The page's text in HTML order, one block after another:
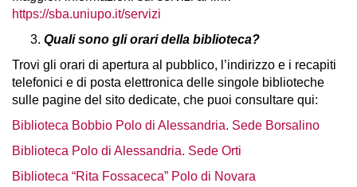
https://sba.uniupo.it/servizi
Quali sono gli orari della biblioteca?
Trovi gli orari di apertura al pubblico, l’indirizzo e i recapiti
telefonici e di posta elettronica delle singole biblioteche
sulle pagine del sito dedicate, che puoi consultare qui:
Biblioteca Bobbio Polo di Alessandria. Sede Borsalino
Biblioteca Polo di Alessandria. Sede Orti
Biblioteca “Rita Fossaceca” Polo di Novara